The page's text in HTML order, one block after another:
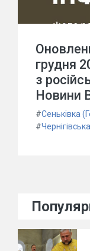
грудня
з
Новини
#Сеньківка
#